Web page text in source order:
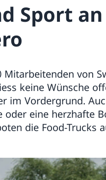
Sport
Mitarbeitenden von
keine Wünsche
im Vordergrund.
oder eine herzhafte
die Food-Trucks